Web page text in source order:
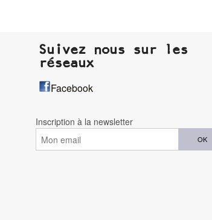
Suivez nous sur les
réseaux
Facebook
Inscription à la newsletter
OK